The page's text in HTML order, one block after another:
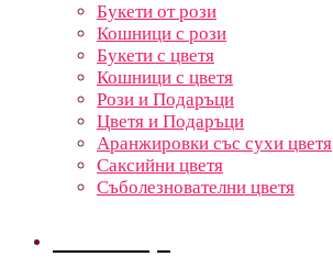
Букети от рози
Кошници с рози
Букети с цветя
Кошници с цветя
Рози и Подаръци
Цветя и Подаръци
Аранжировки със сухи цветя
Саксийни цветя
Съболезнователни цветя